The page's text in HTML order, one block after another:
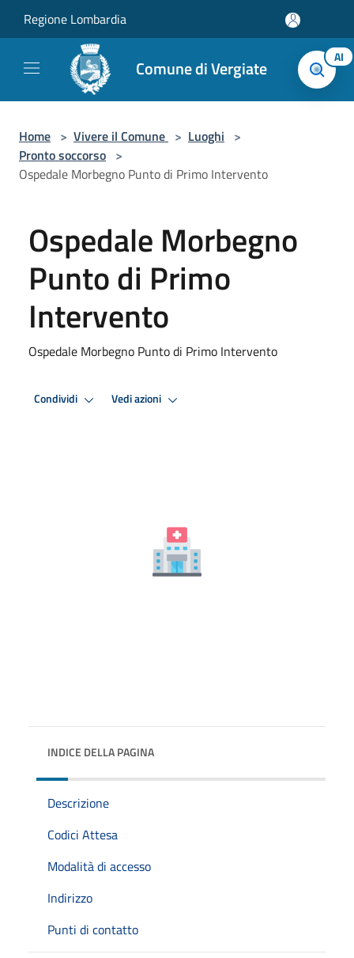
Regione Lombardia
Comune di Vergiate AI
Home > Vivere il Comune > Luoghi >
Pronto soccorso >
Ospedale Morbegno Punto di Primo Intervento
Ospedale Morbegno
Punto di Primo
Intervento
Ospedale Morbegno Punto di Primo Intervento
Condividi Vedi azioni
INDICE DELLA PAGINA
Descrizione
Codici Attesa
Modalità di accesso
Indirizzo
Punti di contatto